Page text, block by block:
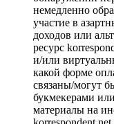
немедленно
участие в
доходов или
ресурс
и/или
какой форме
связаны/могут
букмекерами
материалы на